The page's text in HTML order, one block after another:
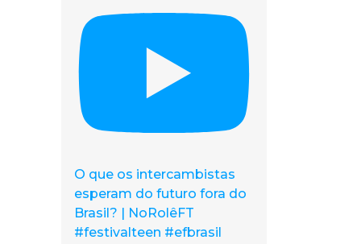
O que os intercambistas
esperam do futuro fora do
Brasil? | NoRolêFT
#festivalteen #efbrasil